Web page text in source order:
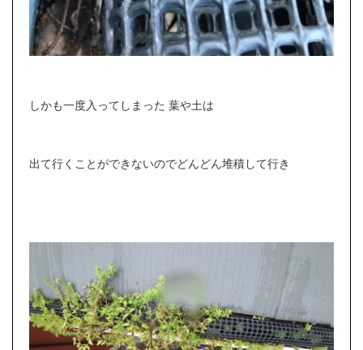
しかも一度入ってしまった 葉や土は
出て行くことができないのでどんどん堆積して行き